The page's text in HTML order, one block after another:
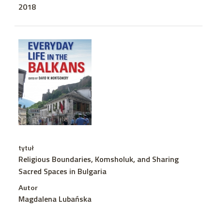
2018
tytuł
Religious Boundaries, Komsholuk, and Sharing
Sacred Spaces in Bulgaria
Autor
Magdalena Lubańska